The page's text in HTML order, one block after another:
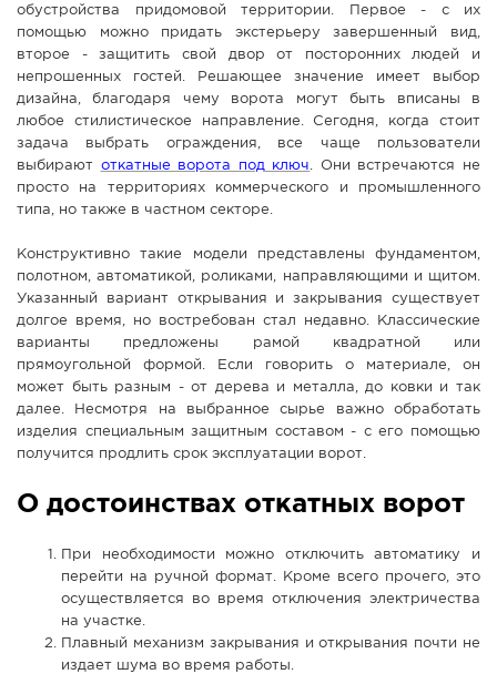
АФИША
КАМЕРЫ
КОНКУРСЫ
СТАТЬИ
ГОЛОСОВАНИЯ
ФОТО
обустройства придомовой территории. Первое - с их
помощью можно придать экстерьеру завершенный вид,
второе - защитить свой двор от посторонних людей и
непрошенных гостей. Решающее значение имеет выбор
дизайна, благодаря чему ворота могут быть вписаны в
любое стилистическое направление. Сегодня, когда стоит
задача выбрать ограждения, все чаще пользователи
выбирают откатные ворота под ключ. Они встречаются не
просто на территориях коммерческого и промышленного
типа, но также в частном секторе.
Конструктивно такие модели представлены фундаментом,
полотном, автоматикой, роликами, направляющими и щитом.
Указанный вариант открывания и закрывания существует
долгое время, но востребован стал недавно. Классические
варианты предложены рамой квадратной или
прямоугольной формой. Если говорить о материале, он
может быть разным - от дерева и металла, до ковки и так
далее. Несмотря на выбранное сырье важно обработать
изделия специальным защитным составом - с его помощью
получится продлить срок эксплуатации ворот.
О достоинствах откатных ворот
При необходимости можно отключить автоматику и
перейти на ручной формат. Кроме всего прочего, это
осуществляется во время отключения электричества
на участке.
Плавный механизм закрывания и открывания почти не
издает шума во время работы.